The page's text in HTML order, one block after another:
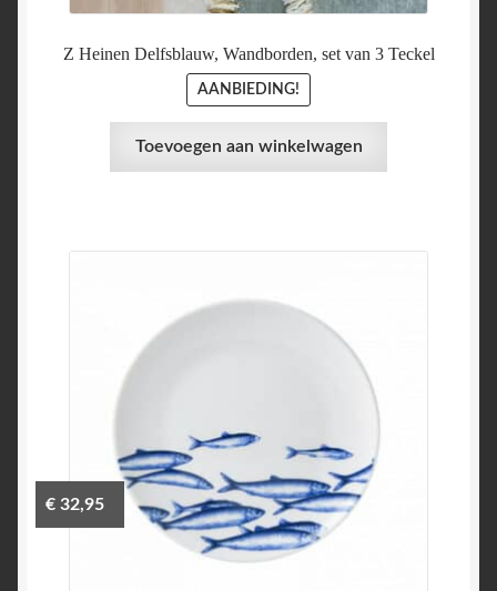
Z Heinen Delfsblauw, Wandborden, set van 3 Teckel
AANBIEDING!
Toevoegen aan winkelwagen
€32,95